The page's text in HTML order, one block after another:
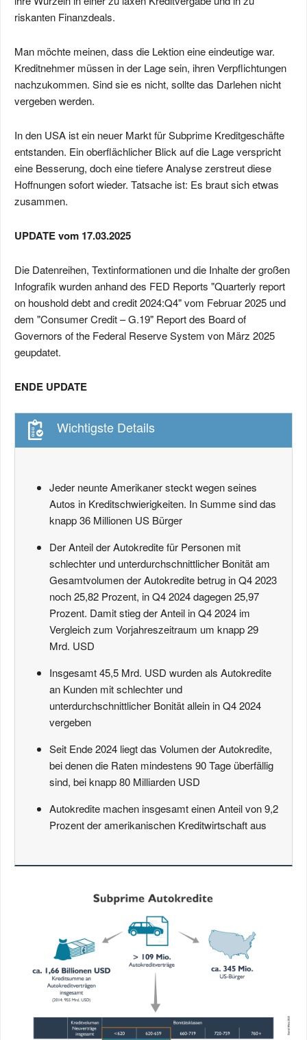
riskanten Finanzdeals.
Man möchte meinen, dass die Lektion eine eindeutige war.
Kreditnehmer müssen in der Lage sein, ihren Verpflichtungen
nachzukommen. Sind sie es nicht, sollte das Darlehen nicht
vergeben werden.
In den USA ist ein neuer Markt für Subprime Kreditgeschäfte
entstanden. Ein oberflächlicher Blick auf die Lage verspricht
eine Besserung, doch eine tiefere Analyse zerstreut diese
Hoffnungen sofort wieder. Tatsache ist: Es braut sich etwas
zusammen.
UPDATE vom 17.03.2025
Die Datenreihen, Textinformationen und die Inhalte der großen
Infografik wurden anhand des FED Reports "Quarterly report
on houshold debt and credit 2024:Q4" vom Februar 2025 und
dem "Consumer Credit – G.19" Report des Board of
Governors of the Federal Reserve System von März 2025
geupdatet.
ENDE UPDATE
Wichtigste Details
Jeder neunte Amerikaner steckt wegen seines
Autos in Kreditschwierigkeiten. In Summe sind das
knapp 36 Millionen US Bürger
Der Anteil der Autokredite für Personen mit
schlechter und unterdurchschnittlicher Bonität am
Gesamtvolumen der Autokredite betrug in Q4 2023
noch 25,82 Prozent, in Q4 2024 dagegen 25,97
Prozent. Damit stieg der Anteil in Q4 2024 im
Vergleich zum Vorjahreszeitraum um knapp 29
Mrd. USD
Insgesamt 45,5 Mrd. USD wurden als Autokredite
an Kunden mit schlechter und
unterdurchschnittlicher Bonität allein in Q4 2024
vergeben
Seit Ende 2024 liegt das Volumen der Autokredite,
bei denen die Raten mindestens 90 Tage überfällig
sind, bei knapp 80 Milliarden USD
Autokredite machen insgesamt einen Anteil von 9,2
Prozent der amerikanischen Kreditwirtschaft aus